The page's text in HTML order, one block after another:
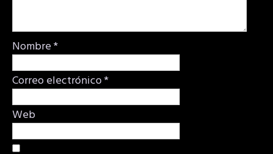
Nombre*
Correo electrónico*
Web